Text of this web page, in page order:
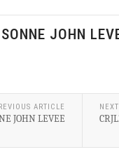
JOHN
ARTICLE
JOHN LEVEE